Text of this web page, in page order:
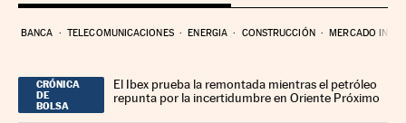
BANCA TELECOMUNICACIONES ENERGIA CONSTRUCCIÓN MERCADO
CRÓNICA
DE
BOLSA
El Ibex prueba la remontada mientras el petróleo
repunta por la incertidumbre en Oriente Próximo